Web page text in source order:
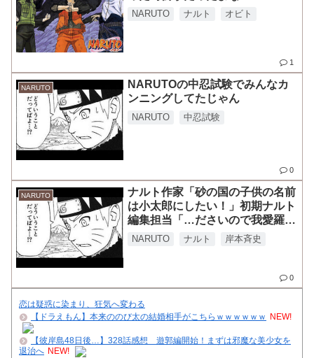
か！？
舌を絡ませて、唾液交換して── ちゅっちゅしながらの濃厚エッ画像♪
ジャンプで綺麗に終わった名作ないよな
クレバテスⅡ-魔獣の王と偽りの勇者伝承- 第4話 感想：敵を探すより
トアの書を餌に誘き出す作戦！
【ハンターハンター】再登場するかな
Powered by livedoor 相互RSS
NARUTO ナルト オビト
1
NARUTO
NARUTOの中忍試験でみんなカ
ンニングしてたじゃん
NARUTO 中忍試験
0
NARUTO
ナルト作家「砂の国の子供の名前
は小太郎にしたい！」初期ナルト
編集担当「…ださいので我愛羅で
行きましょう」
NARUTO ナルト 岸本斉史
0
恋は疑惑に染まり、狂気へ変わる
【ドラえもん】本来ののび太の結婚相手がこちらｗｗｗｗｗｗ NEW!
【彼岸島48日後…】328話感想 遊郭編開始！まずは邪魔な美少女を
退治へ NEW!